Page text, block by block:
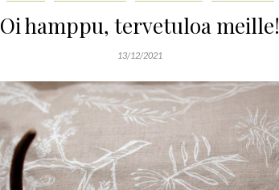
Oi hamppu, tervetuloa meille!
13/12/2021